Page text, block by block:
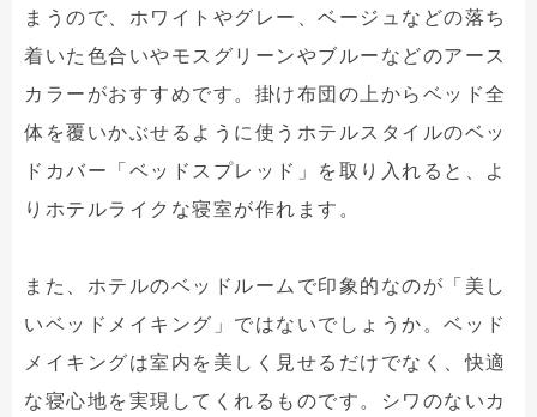
まうので、ホワイトやグレー、ベージュなどの落ち
着いた色合いやモスグリーンやブルーなどのアース
カラーがおすすめです。掛け布団の上からベッド全
体を覆いかぶせるように使うホテルスタイルのベッ
ドカバー「ベッドスプレッド」を取り入れると、よ
りホテルライクな寝室が作れます。
また、ホテルのベッドルームで印象的なのが「美し
いベッドメイキング」ではないでしょうか。ベッド
メイキングは室内を美しく見せるだけでなく、快適
な寝心地を実現してくれるものです。シワのないカ